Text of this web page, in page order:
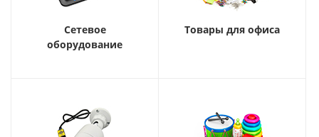
Сетевое
оборудование
Товары для офиса